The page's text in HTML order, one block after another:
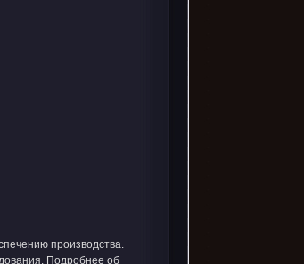
производства.
Подробнее об